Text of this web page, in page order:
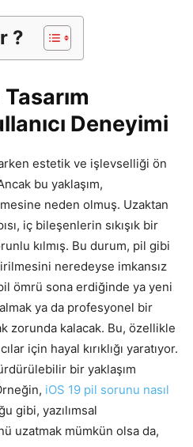
?
Deneyimi
estetik ve işlevselliği ön
bu yaklaşım,
neden olmuş. Uzaktan
iç bileşenlerin sıkışık bir
kılmış. Bu durum, pil gibi
neredeyse imkansız
ömrü sona erdiğinde ya yeni
ya da profesyonel bir
zorunda kalacak. Bu, özellikle
için hayal kırıklığı yaratıyor.
bir yaklaşım
iOS 19 pil sorunu nasıl
gibi, yazılımsal
uzatmak mümkün olsa da,